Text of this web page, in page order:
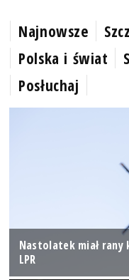
Najnowsze
Polska i świat
Posłuchaj
Nastolatek miał rany
LPR